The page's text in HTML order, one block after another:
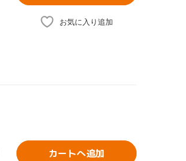
お気に入り追加
カートへ追加